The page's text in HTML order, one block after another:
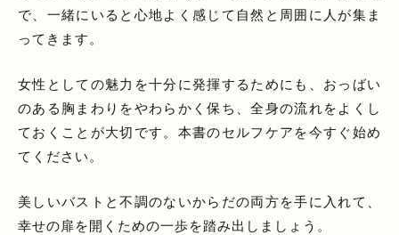
で、一緒にいると心地よく感じて自然と周囲に人が集ま
ってきます。
女性としての魅力を十分に発揮するためにも、おっばい
のある胸まわりをやわらかく保ち、全身の流れをよくし
ておくことが大切です。本書のセルフケアを今すぐ始め
てください。
美しいバストと不調のないからだの両方を手に入れて、
幸せの扉を開くための一歩を踏み出しましょう。